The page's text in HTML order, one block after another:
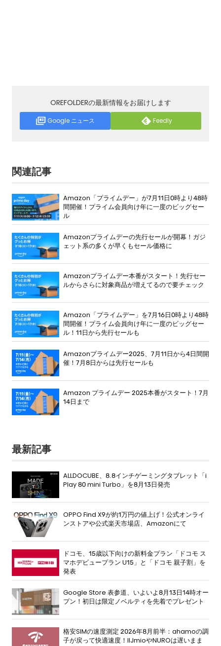
OREFOLDERの最新情報をお届けします
Google ニュース Feedly
関連記事
Amazon「プライムデー」が7月11日0時より48時
間開催！プライム会員向け年に一度のビッグセー
ル
Amazonプライムデーの先行セールが開幕！ガジ
ェット系の多くが早くもセール価格に
Amazonプライムデー本番がスタート！先行セー
ルからさらに対象商品が増えてるので要チェック
Amazon「プライムデー」を7月16日0時より48時
間開催！プライム会員向け年に一度のビッグセー
ル！11日から先行セールも
Amazonプライムデー2025、7月11日から4日間開
催！7月8日からは先行セールも
Amazon プライムデー 2025本番がスタート！7月
14日まで
最新記事
ALLDOCUBE、8.8インチゲーミングタブレット「i
Play 80 mini Turbo」を8月13日発売
OPPO Find X9が約1万円の値上げ！公式オンライ
ンストアや公式楽天市場店、Amazonにて
ドコモ、15歳以下向けの新料金プラン「ドコモ ス
マホデビュープラン U15」と「ドコモ 親子割」を
発表
Google Store 表参道、いよいよ8月13日14時オー
プン！初日は限定ノベルティを先着でプレゼント
格安SIMの速度測定 2026年8月前半：ahamoの調
子が戻って快適速度！IIJmioやNUROは遅いまま